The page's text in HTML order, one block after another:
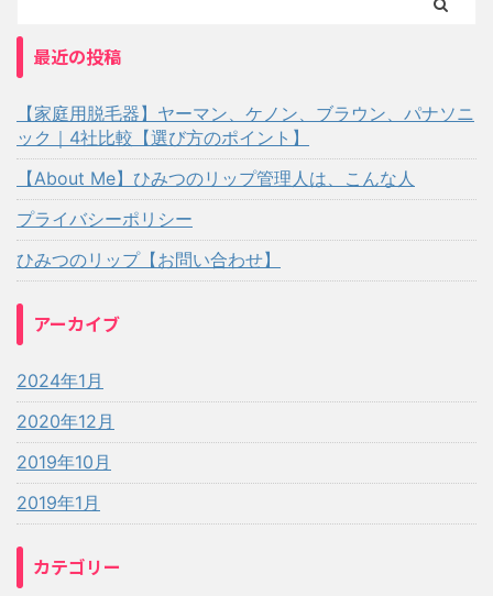
最近の投稿
【家庭用脱毛器】ヤーマン、ケノン、ブラウン、パナソニ
ック｜4社比較【選び方のポイント】
【About Me】ひみつのリップ管理人は、こんな人
プライバシーポリシー
ひみつのリップ【お問い合わせ】
アーカイブ
2024年1月
2020年12月
2019年10月
2019年1月
カテゴリー